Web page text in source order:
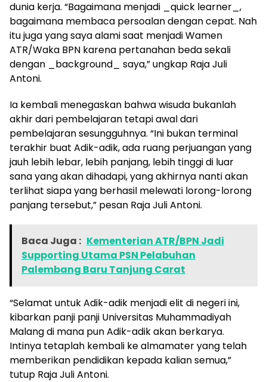
dunia kerja. “Bagaimana menjadi _quick learner_,
bagaimana membaca persoalan dengan cepat. Nah
itu juga yang saya alami saat menjadi Wamen
ATR/Waka BPN karena pertanahan beda sekali
dengan _background_ saya,” ungkap Raja Juli
Antoni.
Ia kembali menegaskan bahwa wisuda bukanlah
akhir dari pembelajaran tetapi awal dari
pembelajaran sesungguhnya. “Ini bukan terminal
terakhir buat Adik-adik, ada ruang perjuangan yang
jauh lebih lebar, lebih panjang, lebih tinggi di luar
sana yang akan dihadapi, yang akhirnya nanti akan
terlihat siapa yang berhasil melewati lorong-lorong
panjang tersebut,” pesan Raja Juli Antoni.
Baca Juga : Kementerian ATR/BPN Jadi
Supporting Utama PSN Pelabuhan
Palembang Baru Tanjung Carat
“Selamat untuk Adik-adik menjadi elit di negeri ini,
kibarkan panji panji Universitas Muhammadiyah
Malang di mana pun Adik-adik akan berkarya.
Intinya tetaplah kembali ke almamater yang telah
memberikan pendidikan kepada kalian semua,”
tutup Raja Juli Antoni.